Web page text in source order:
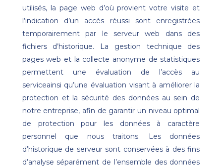
utilisés, la page web d’où provient votre visite et
l’indication d’un accès réussi sont enregistrées
temporairement par le serveur web dans des
fichiers d’historique. La gestion technique des
pages web et la collecte anonyme de statistiques
permettent une évaluation de l’accès au
serviceainsi qu’une évaluation visant à améliorer la
protection et la sécurité des données au sein de
notre entreprise, afin de garantir un niveau optimal
de protection pour les données à caractère
personnel que nous traitons. Les données
d’historique de serveur sont conservées à des fins
d’analyse séparément de l’ensemble des données